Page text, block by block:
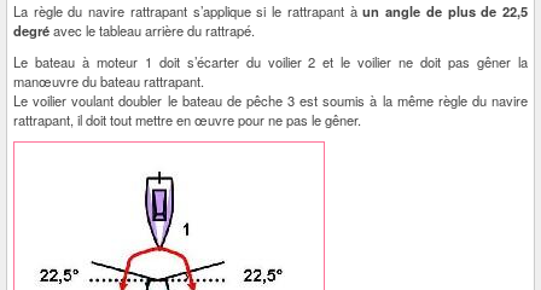
La règle du navire rattrapant s’applique si le rattrapant àun angle de plus de 22,5
degréavec le tableau arrière du rattrapé.
Le bateau à moteur 1 doit s’écarter du voilier 2 et le voilier ne doit pas gêner la
manœuvre du bateau rattrapant.
Le voilier voulant doubler le bateau de pêche 3 est soumis à la même règle du navire
rattrapant, il doit tout mettre en œuvre pour ne pas le gêner.